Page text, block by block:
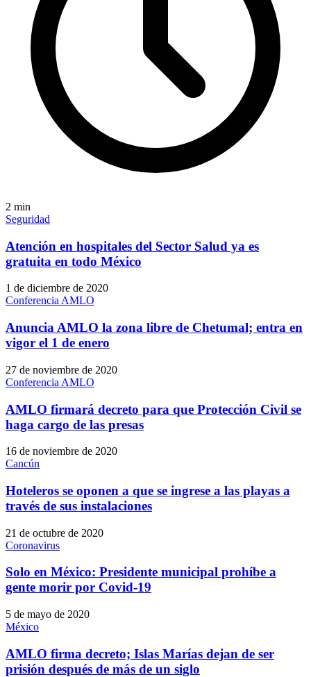
2 min
Seguridad
Atención en hospitales del Sector Salud ya es
gratuita en todo México
1 de diciembre de 2020
Conferencia AMLO
Anuncia AMLO la zona libre de Chetumal; entra en
vigor el 1 de enero
27 de noviembre de 2020
Conferencia AMLO
AMLO firmará decreto para que Protección Civil se
haga cargo de las presas
16 de noviembre de 2020
Cancún
Hoteleros se oponen a que se ingrese a las playas a
través de sus instalaciones
21 de octubre de 2020
Coronavirus
Solo en México: Presidente municipal prohíbe a
gente morir por Covid-19
5 de mayo de 2020
México
AMLO firma decreto; Islas Marías dejan de ser
prisión después de más de un siglo